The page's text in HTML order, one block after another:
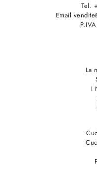
Tel.
Email
La
I